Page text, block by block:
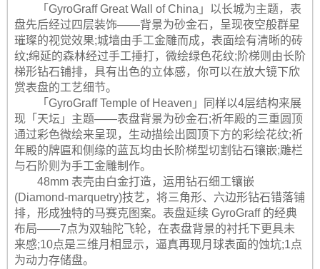
「GyroGraff Great Wall of China」以长城为主题，表
盘先后经过四层装饰——背景为砂金石，呈现夜空般群星
璀璨的视觉效果;城墙由手工金雕而成，表面绘有清晰的砖
纹;绵延的森林经过手工捶打，微绘绿色花纹;阶梯则由长阶
梯形钻石铺排，具有出色的立体感，你可以在放大镜下欣
赏表盘的工艺细节。
「GyroGraff Temple of Heaven」同样以4层结构来展
现「天坛」主题——表盘背景为砂金石;祈年殿的三重圆顶
通过彩色微绘来呈现，生动描绘出圆顶下方的彩绘花纹;祈
年殿的牌匾和侧缘的蓝瓦均由长阶梯型切割钻石镶嵌;雕栏
与石阶则为手工金雕制作。
48mm 表壳由白金打造，运用钻石细工镶嵌
(Diamond-marquetry)技艺，将三角形、六边形钻石错落铺
排，形成独特的马赛克图案。表盘延续 GyroGraff 的经典
布局——7点为双轴陀飞轮，在表盘背景的衬托下更具未
来感;10点是三维月相显示，逼真再现月球表面的蚀坑;1点
为动力存储盘。